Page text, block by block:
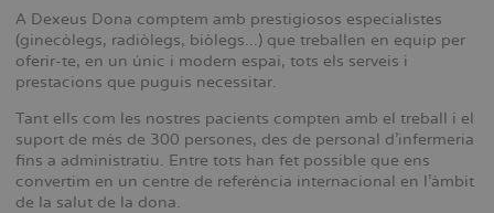
A Dexeus Dona comptem amb prestigiosos especialistes
(ginecòlegs, radiòlegs, biòlegs...) que treballen en equip per
oferir-te, en un únic i modern espai, tots els serveis i
prestacions que puguis necessitar.
Tant ells com les nostres pacients compten amb el treball i el
suport de més de 300 persones, des de personal d'infermeria
fins a administratiu. Entre tots han fet possible que ens
convertim en un centre de referència internacional en l'àmbit
de la salut de la dona.